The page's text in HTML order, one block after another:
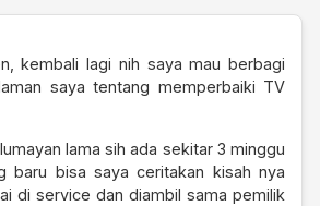
kembali lagi nih saya mau berbagi
saya tentang memperbaiki TV
lama sih ada sekitar 3 minggu
baru bisa saya ceritakan kisah nya
di service dan diambil sama pemilik